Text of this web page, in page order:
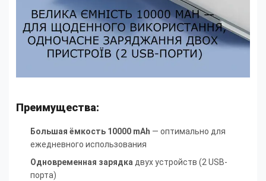
Преимущества:
Большая ёмкость 10000 mAh — оптимально для
ежедневного использования
Одновременная зарядкадвух устройств (2 USB-
порта)